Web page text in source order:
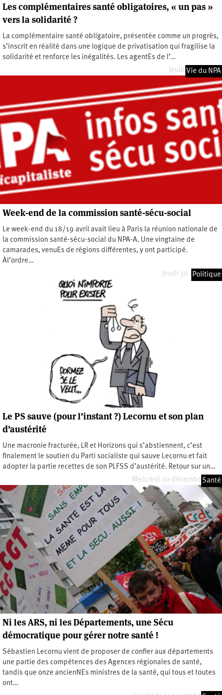
Les complémentaires santé obligatoires, « un pas »
vers la solidarité ?
La complémentaire santé obligatoire, présentée comme un progrès,
s’inscrit en réalité dans une logique de privatisation qui fragilise la
solidarité et renforce les inégalités. Les agentEs de l’…
Jeudi 7 mai 2026
Vie du NPA
Week-end de la commission santé-sécu-social
Le week-end du 18/19 avril avait lieu à Paris la réunion nationale de
la commission santé-sécu-social du NPA-A. Une vingtaine de
camarades, venuEs de régions différentes, y ont participé.
Àl’ordre…
Jeudi 30 avril 2026
Politique
Le PS sauve (pour l’instant ?) Lecornu et son plan
d’austérité
Une macronie fracturée, LR et Horizons qui s’abstiennent, c’est
finalement le soutien du Parti socialiste qui sauve Lecornu et fait
adopter la partie recettes de son PLFSS d’austérité. Retour sur un…
Mercredi 10 décembre 2025
Santé
Ni les ARS, ni les Départements, une Sécu
démocratique pour gérer notre santé !
Sébastien Lecornu vient de proposer de confier aux départements
une partie des compétences des Agences régionales de santé,
tandis que onze ancienNEs ministres de la santé, qui tous et toutes
ont…